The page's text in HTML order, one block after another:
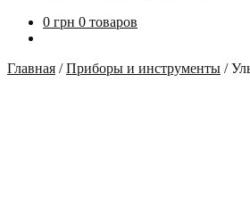
0 грн 0 товаров
Главная /Приборы и инструменты /